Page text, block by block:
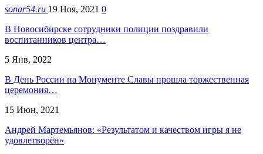
sonar54.ru 19 Ноя, 2021 0
В Новосибирске сотрудники полиции поздравили
воспитанников центра…
5 Янв, 2022
В День России на Монументе Славы прошла торжественная
церемония…
15 Июн, 2021
Андрей Мартемьянов: «Результатом и качеством игры я не
удовлетворён»